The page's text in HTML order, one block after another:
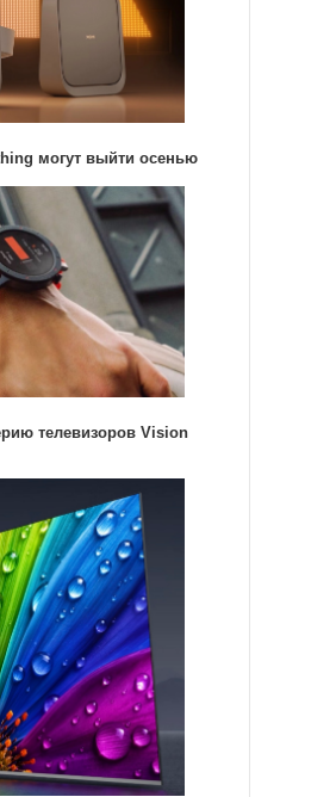
могут выйти осенью
телевизоров Vision